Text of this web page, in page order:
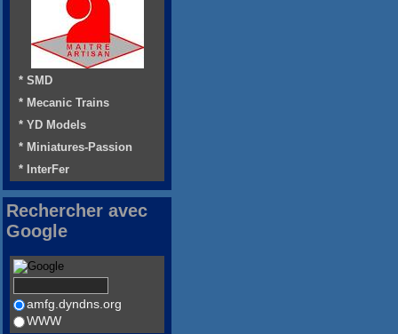
* SMD
* Mecanic Trains
* YD Models
* Miniatures-Passion
* InterFer
Rechercher avec
Google
amfg.dyndns.org
WWW